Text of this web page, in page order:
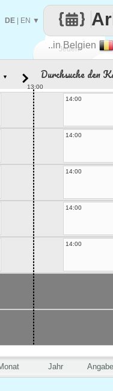
Jeden
..in Belgien
DE EN ▼
Jahr
▼ Durchsuche den
13:00
14:00
14:00
14:00
14:00
14:00